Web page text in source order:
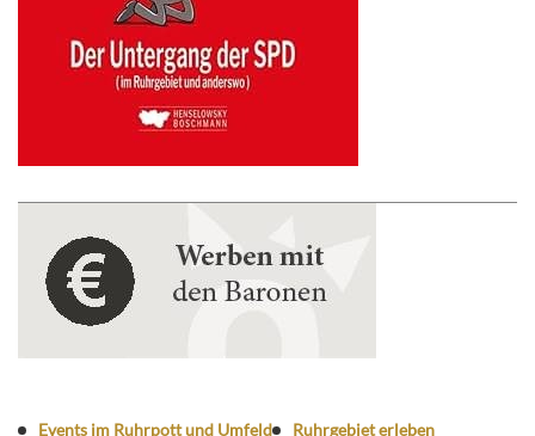
Events im Ruhrpott und Umfeld Ruhrgebiet erleben